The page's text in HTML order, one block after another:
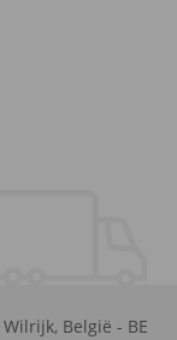
Wilrijk, België - BE